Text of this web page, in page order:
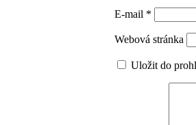
E-mail *
Webová stránka
Uložit do